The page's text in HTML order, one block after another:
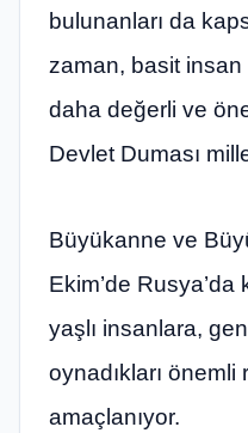
bulunanları da
zaman, basit
daha değerli ve
Devlet Duması
Büyükanne ve
Ekim’de Rusya’da
yaşlı insanlara,
oynadıkları önemli
amaçlanıyor.